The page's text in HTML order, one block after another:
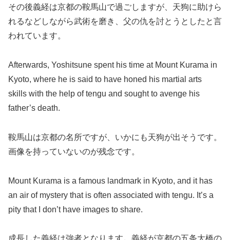
その後義経は京都の鞍馬山で過ごしますが、天狗に助けら
れるなどしながら武術を磨き、父の仇を討とうとしたと言
われています。
Afterwards, Yoshitsune spent his time at Mount Kurama in
Kyoto, where he is said to have honed his martial arts
skills with the help of tengu and sought to avenge his
father’s death.
鞍馬山は京都の名所ですが、いかにも天狗が出そうです。
画像を持っていないのが残念です。
Mount Kurama is a famous landmark in Kyoto, and it has
an air of mystery that is often associated with tengu. It’s a
pity that I don’t have images to share.